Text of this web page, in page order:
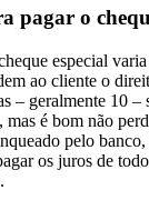
pagar o
especial
ao cliente o
– geralmente 10 –
é bom não
pelo banco,
os juros de